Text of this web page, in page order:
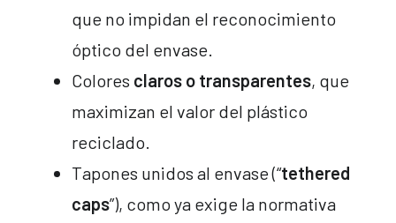
que no impidan el reconocimiento
óptico del envase.
Colores claros o transparentes, que
maximizan el valor del plástico
reciclado.
Tapones unidos al envase (“tethered
caps”), como ya exige la normativa